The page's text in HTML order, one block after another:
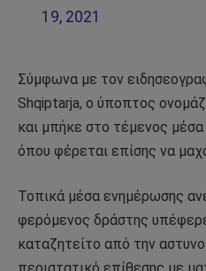
19, 2021
Σύμφωνα με τον
Shqiptarja, ο ύποπτος
και μπήκε στο τέμενος μέσα
όπου φέρεται επίσης να
Τοπικά μέσα ενημέρωσης
φερόμενος δράστης
καταζητείτο από την